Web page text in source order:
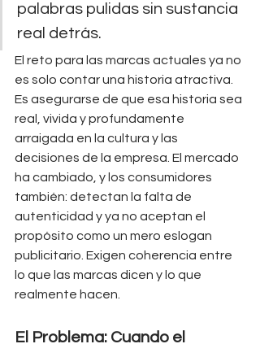
palabras pulidas sin sustancia
real detrás.
El reto para las marcas actuales ya no
es solo contar una historia atractiva.
Es asegurarse de que esa historia sea
real, vivida y profundamente
arraigada en la cultura y las
decisiones de la empresa. El mercado
ha cambiado, y los consumidores
también: detectan la falta de
autenticidad y ya no aceptan el
propósito como un mero eslogan
publicitario. Exigen coherencia entre
lo que las marcas dicen y lo que
realmente hacen.
El Problema: Cuando el